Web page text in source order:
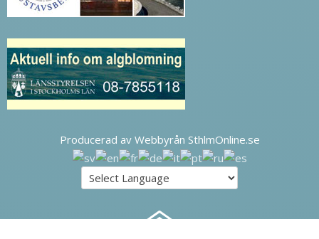
Producerad av Webbyrån SthlmOnline.se